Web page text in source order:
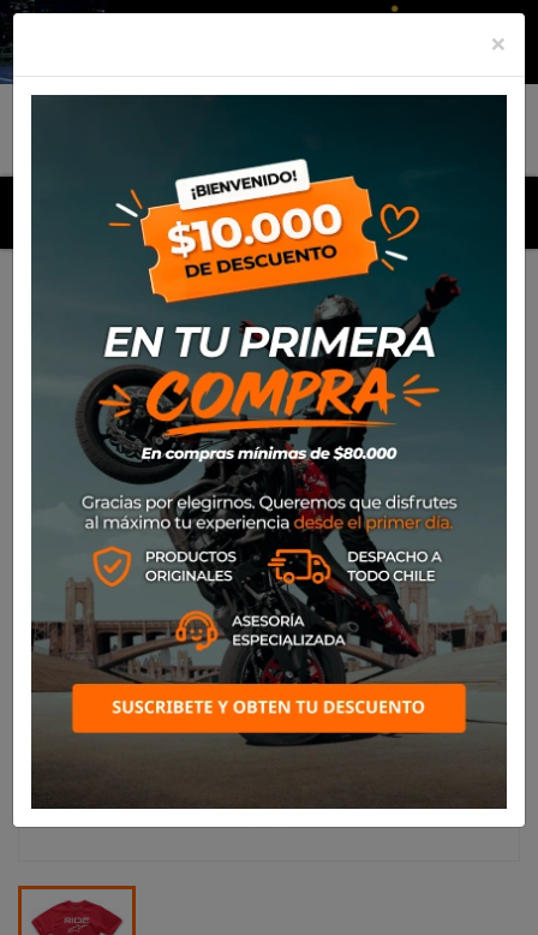
MENU
Productos Polera de niño Alpinestars Kid Ride 2.0
×